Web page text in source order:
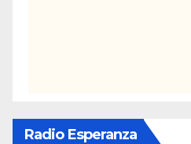
Radio Esperanza